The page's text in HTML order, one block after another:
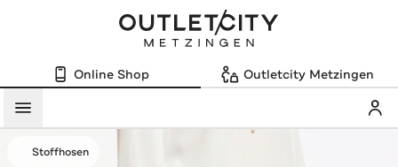
Online Shop Outletcity Metzingen
Menü
Stoffhosen